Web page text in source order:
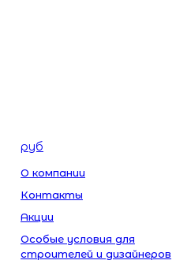
руб
О компании
Контакты
Акции
Особые условия для
строителей и дизайнеров